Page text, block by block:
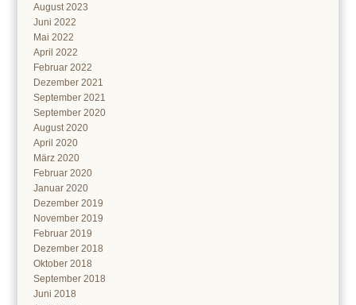
August 2023
Juni 2022
Mai 2022
April 2022
Februar 2022
Dezember 2021
September 2021
September 2020
August 2020
April 2020
März 2020
Februar 2020
Januar 2020
Dezember 2019
November 2019
Februar 2019
Dezember 2018
Oktober 2018
September 2018
Juni 2018